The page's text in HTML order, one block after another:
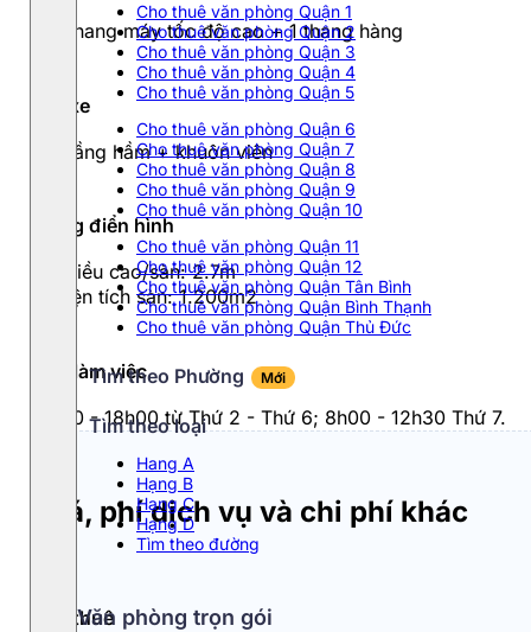
Cho thuê văn phòng Quận 1
Cho thuê văn phòng Quận 2
Cho thuê văn phòng Quận 3
Cho thuê văn phòng Quận 4
Cho thuê văn phòng Quận 5
Cho thuê văn phòng Quận 6
Cho thuê văn phòng Quận 7
Cho thuê văn phòng Quận 8
Cho thuê văn phòng Quận 9
Cho thuê văn phòng Quận 10
Cho thuê văn phòng Quận 11
Cho thuê văn phòng Quận 12
Cho thuê văn phòng Quận Tân Bình
Cho thuê văn phòng Quận Bình Thạnh
Cho thuê văn phòng Quận Thủ Đức
Tìm theo Phường Mới
Tìm theo loại
Hang A
Hạng B
Hạng C
Hạng D
Tìm theo đường
Văn phòng trọn gói
04 thang máy tốc độ cao + 1 thang hàng
Đỗ xe
03 tầng hầm + khuôn viên
Tầng điển hình
- Chiều cao/sàn: 2.7m
- Diện tích sàn: 1.200m2
Giờ làm việc
8h00 - 18h00 từ Thứ 2 - Thứ 6; 8h00 - 12h30 Thứ 7.
Giá, phí dịch vụ và chi phí khác
Giá thuê